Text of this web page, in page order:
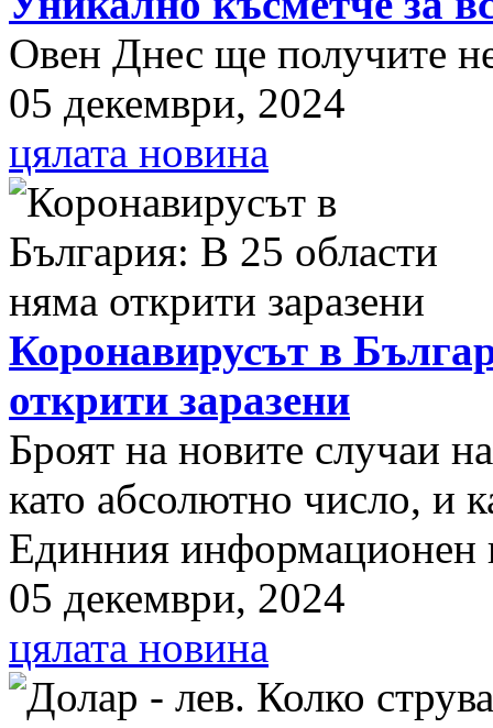
Овен Днес ще получите
05 декември, 2024
цялата новина
Коронавирусът в
открити заразени
Броят на новите случаи
като абсолютно число, и
Единния информационен
05 декември, 2024
цялата новина